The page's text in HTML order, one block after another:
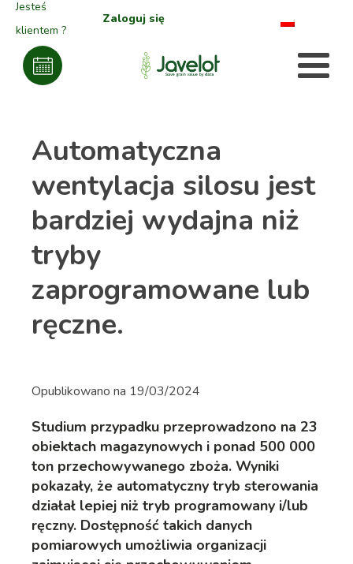
Jesteś
klientem ?
Zaloguj się
Automatyczna
wentylacja silosu jest
bardziej wydajna niż
tryby
zaprogramowane lub
ręczne.
Opublikowano na 19/03/2024
Studium przypadku przeprowadzono na 23
obiektach magazynowych i ponad 500 000
ton przechowywanego zboża. Wyniki
pokazały, że automatyczny tryb sterowania
działał lepiej niż tryb programowany i/lub
ręczny. Dostępność takich danych
pomiarowych umożliwia organizacji